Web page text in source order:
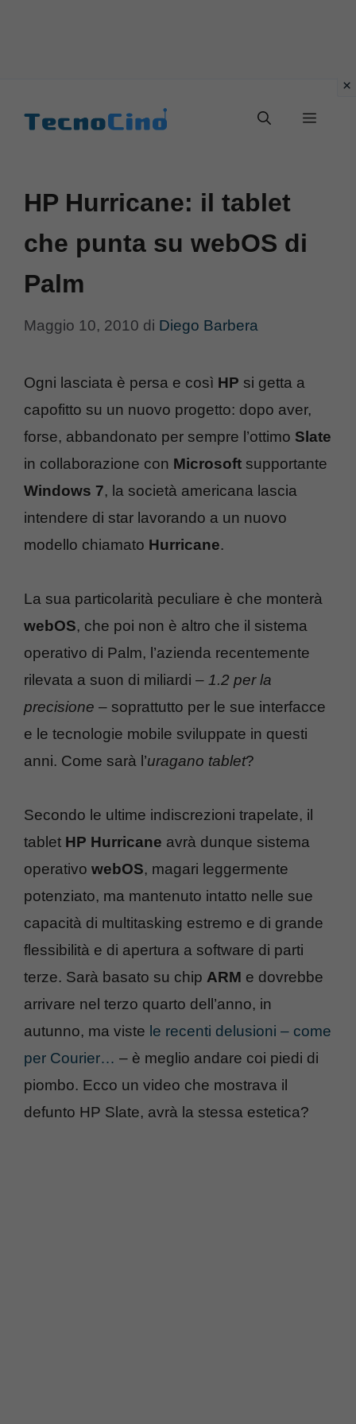
Menu
HP Hurricane: il tablet
che punta su webOS di
Palm
Maggio 10, 2010 di Diego Barbera
Ogni lasciata è persa e così HP si getta a
capofitto su un nuovo progetto: dopo aver,
forse, abbandonato per sempre l’ottimo Slate
in collaborazione con Microsoft supportante
Windows 7, la società americana lascia
intendere di star lavorando a un nuovo
modello chiamato Hurricane.
La sua particolarità peculiare è che monterà
webOS, che poi non è altro che il sistema
operativo di Palm, l’azienda recentemente
rilevata a suon di miliardi – 1.2 per la
precisione – soprattutto per le sue interfacce
e le tecnologie mobile sviluppate in questi
anni. Come sarà l’uragano tablet?
Secondo le ultime indiscrezioni trapelate, il
tablet HP Hurricane avrà dunque sistema
operativo webOS, magari leggermente
potenziato, ma mantenuto intatto nelle sue
capacità di multitasking estremo e di grande
flessibilità e di apertura a software di parti
terze. Sarà basato su chip ARM e dovrebbe
arrivare nel terzo quarto dell’anno, in
autunno, ma viste le recenti delusioni – come
per Courier… – è meglio andare coi piedi di
piombo. Ecco un video che mostrava il
defunto HP Slate, avrà la stessa estetica?